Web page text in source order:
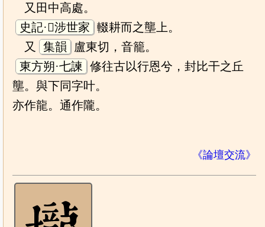
又田中高處。
史記·𨻰涉世家 輟耕而之壟上。
又
集韻
盧東切，音籠。
東方朔·七諫 修往古以行恩兮，封比干之丘
壟。與下同字叶。
亦作龍。通作隴。
《論壇交流》